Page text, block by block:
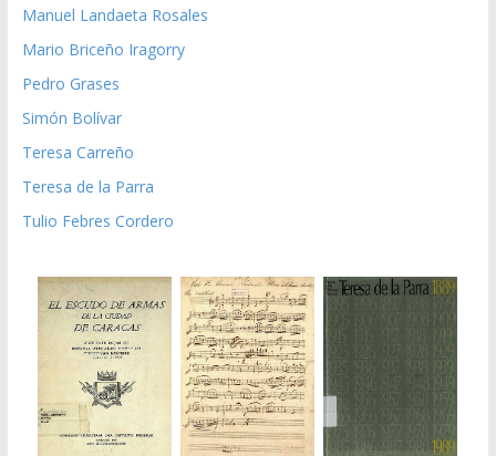
Manuel Landaeta Rosales
Mario Briceño Iragorry
Pedro Grases
Simón Bolívar
Teresa Carreño
Teresa de la Parra
Tulio Febres Cordero